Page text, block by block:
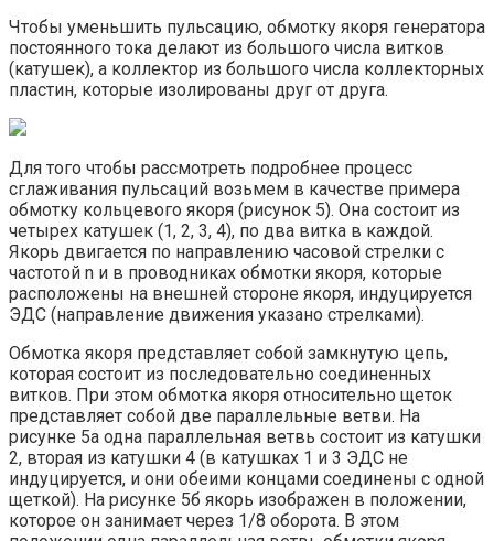
Чтобы уменьшить пульсацию, обмотку якоря генератора
постоянного тока делают из большого числа витков
(катушек), а коллектор из большого числа коллекторных
пластин, которые изолированы друг от друга.
Для того чтобы рассмотреть подробнее процесс
сглаживания пульсаций возьмем в качестве примера
обмотку кольцевого якоря (рисунок 5). Она состоит из
четырех катушек (1, 2, 3, 4), по два витка в каждой.
Якорь двигается по направлению часовой стрелки с
частотой n и в проводниках обмотки якоря, которые
расположены на внешней стороне якоря, индуцируется
ЭДС (направление движения указано стрелками).
Обмотка якоря представляет собой замкнутую цепь,
которая состоит из последовательно соединенных
витков. При этом обмотка якоря относительно щеток
представляет собой две параллельные ветви. На
рисунке 5а одна параллельная ветвь состоит из катушки
2, вторая из катушки 4 (в катушках 1 и 3 ЭДС не
индуцируется, и они обеими концами соединены с одной
щеткой). На рисунке 5б якорь изображен в положении,
которое он занимает через 1/8 оборота. В этом